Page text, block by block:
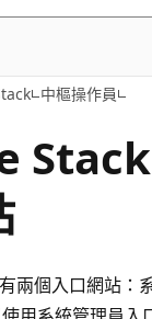
中樞操作員
兩個入口網站：